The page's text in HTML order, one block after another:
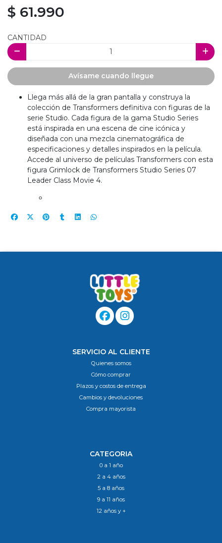
$ 61.990
CANTIDAD
Avísame cuando llegue
Llega más allá de la gran pantalla y construya la
colección de Transformers definitiva con figuras de la
serie Studio. Cada figura de la gama Studio Series
está inspirada en una escena de cine icónica y
diseñada con una mezcla cinematográfica de
especificaciones y detalles inspirados en la película.
Accede al universo de películas Transformers con esta
figura Grimlock de Transformers Studio Series 07
Leader Class Movie 4.
SERVICIO AL CLIENTE
Quienes somos
Cómo comprar
Plazos y costos de entrega
Cambios y devoluciones
Compra mayorista
CATEGORIA
0 a 1 año
2 a 4 años
5 a 8 años
9 a 11 años
12 años y +